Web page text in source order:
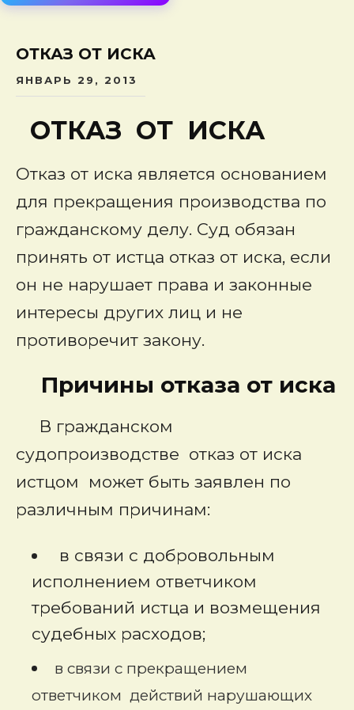
ОТКАЗ ОТ ИСКА
ЯНВАРЬ 29, 2013
ОТКАЗ ОТ ИСКА
Отказ от иска является основанием
для прекращения производства по
гражданскому делу. Суд обязан
принять от истца отказ от иска, если
он не нарушает права и законные
интересы других лиц и не
противоречит закону.
Причины отказа от иска
В гражданском
судопроизводстве отказ от иска
истцом может быть заявлен по
различным причинам:
в связи с добровольным
исполнением ответчиком
требований истца и возмещения
судебных расходов;
в связи с прекращением
ответчиком действий нарушающих